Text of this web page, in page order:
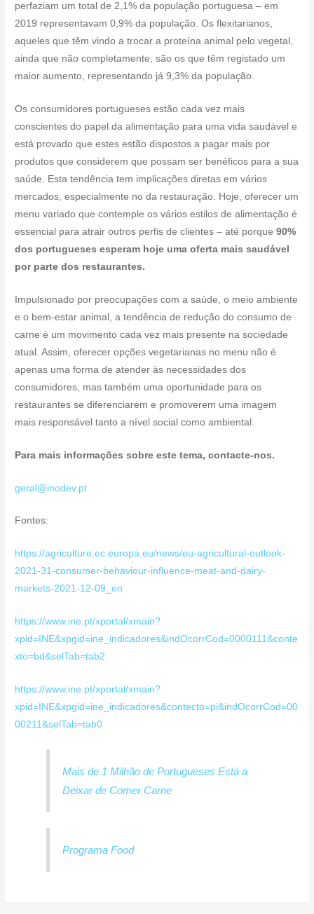
perfaziam um total de 2,1% da população portuguesa – em
2019 representavam 0,9% da população. Os flexitarianos,
aqueles que têm vindo a trocar a proteína animal pelo vegetal,
ainda que não completamente, são os que têm registado um
maior aumento, representando já 9,3% da população.
Os consumidores portugueses estão cada vez mais
conscientes do papel da alimentação para uma vida saudável e
está provado que estes estão dispostos a pagar mais por
produtos que considerem que possam ser benéficos para a sua
saúde. Esta tendência tem implicações diretas em vários
mercados, especialmente no da restauração. Hoje, oferecer um
menu variado que contemple os vários estilos de alimentação é
essencial para atrair outros perfis de clientes – até porque90%
dos portugueses esperam hoje uma oferta mais saudável
por parte dos restaurantes.
Impulsionado por preocupações com a saúde, o meio ambiente
e o bem-estar animal, a tendência de redução do consumo de
carne é um movimento cada vez mais presente na sociedade
atual. Assim, oferecer opções vegetarianas no menu não é
apenas uma forma de atender às necessidades dos
consumidores, mas também uma oportunidade para os
restaurantes se diferenciarem e promoverem uma imagem
mais responsável tanto a nível social como ambiental.
Para mais informações sobre este tema, contacte-nos.
geral@inodev.pt
Fontes:
https://agriculture.ec.europa.eu/news/eu-agricultural-outlook-
2021-31-consumer-behaviour-influence-meat-and-dairy-
markets-2021-12-09_en
https://www.ine.pt/xportal/xmain?
xpid=INE&xpgid=ine_indicadores&indOcorrCod=0000111&conte
xto=bd&selTab=tab2
https://www.ine.pt/xportal/xmain?
xpid=INE&xpgid=ine_indicadores&contecto=pi&indOcorrCod=00
00211&selTab=tab0
Mais de 1 Milhão de Portugueses Está a
Deixar de Comer Carne
Programa Food